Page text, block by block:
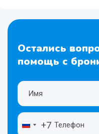
Остались
помощь с
+7